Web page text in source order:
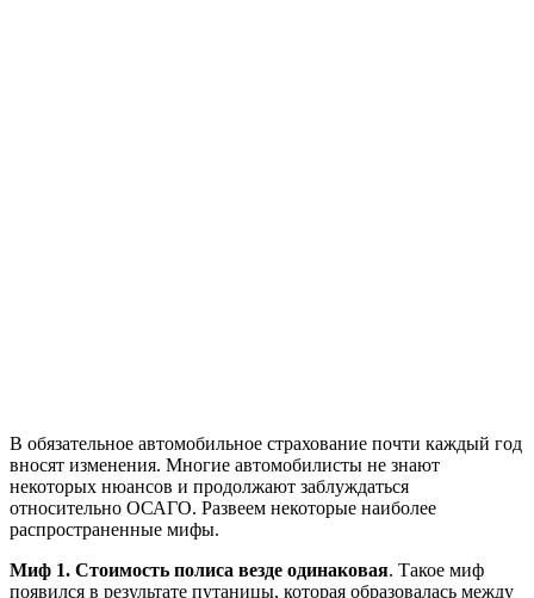
В обязательное автомобильное страхование почти каждый год
вносят изменения. Многие автомобилисты не знают
некоторых нюансов и продолжают заблуждаться
относительно ОСАГО. Развеем некоторые наиболее
распространенные мифы.
Миф 1. Стоимость полиса везде одинаковая. Такое миф
появился в результате путаницы, которая образовалась между